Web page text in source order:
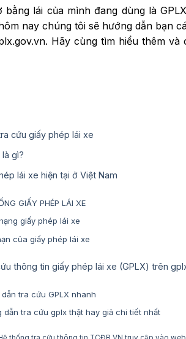
bằng lái của mình đang dùng là
nay chúng tôi sẽ hướng dẫn bạn
Hãy cùng tìm hiểu thêm
cứu giấy phép lái xe
gì?
lái xe hiện tại ở Việt Nam
GIẤY PHÉP LÁI XE
giấy phép lái xe
của giấy phép lái xe
thông tin giấy phép lái xe (GPLX) trên
dẫn tra cứu GPLX nhanh
dẫn tra cứu gplx thật hay giả chi tiết nhất